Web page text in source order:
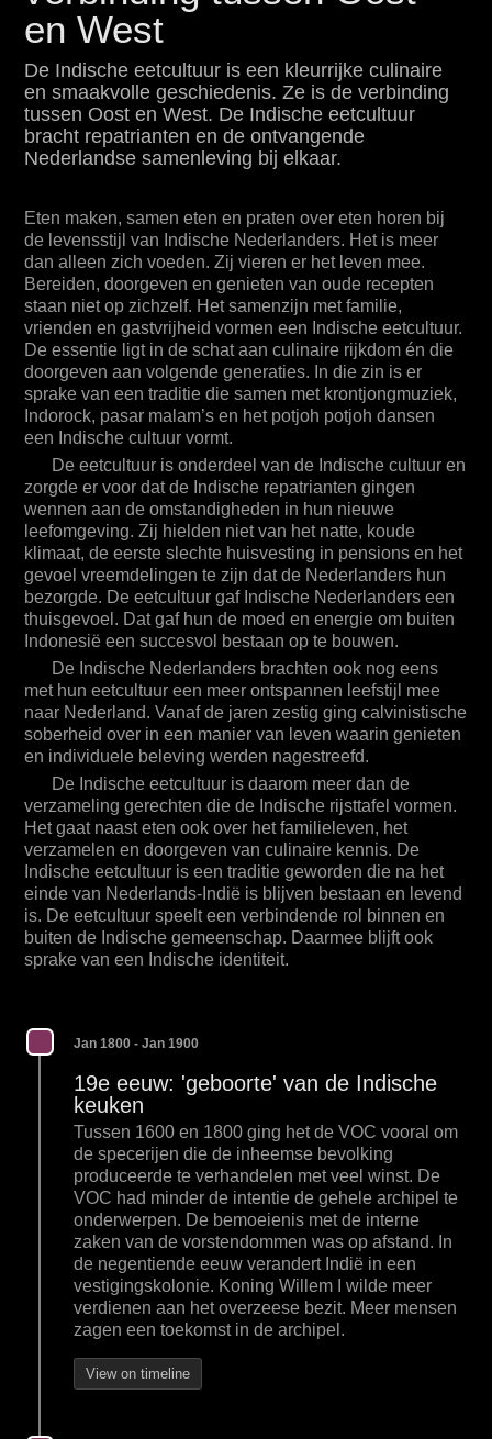
en West
De Indische eetcultuur is een kleurrijke culinaire
en smaakvolle geschiedenis. Ze is de verbinding
tussen Oost en West. De Indische eetcultuur
bracht repatrianten en de ontvangende
Nederlandse samenleving bij elkaar.
Eten maken, samen eten en praten over eten horen bij
de levensstijl van Indische Nederlanders. Het is meer
dan alleen zich voeden. Zij vieren er het leven mee.
Bereiden, doorgeven en genieten van oude recepten
staan niet op zichzelf. Het samenzijn met familie,
vrienden en gastvrijheid vormen een Indische eetcultuur.
De essentie ligt in de schat aan culinaire rijkdom én die
doorgeven aan volgende generaties. In die zin is er
sprake van een traditie die samen met krontjongmuziek,
Indorock, pasar malam’s en het potjoh potjoh dansen
een Indische cultuur vormt.
De eetcultuur is onderdeel van de Indische cultuur en
zorgde er voor dat de Indische repatrianten gingen
wennen aan de omstandigheden in hun nieuwe
leefomgeving. Zij hielden niet van het natte, koude
klimaat, de eerste slechte huisvesting in pensions en het
gevoel vreemdelingen te zijn dat de Nederlanders hun
bezorgde. De eetcultuur gaf Indische Nederlanders een
thuisgevoel. Dat gaf hun de moed en energie om buiten
Indonesië een succesvol bestaan op te bouwen.
De Indische Nederlanders brachten ook nog eens
met hun eetcultuur een meer ontspannen leefstijl mee
naar Nederland. Vanaf de jaren zestig ging calvinistische
soberheid over in een manier van leven waarin genieten
en individuele beleving werden nagestreefd.
De Indische eetcultuur is daarom meer dan de
verzameling gerechten die de Indische rijsttafel vormen.
Het gaat naast eten ook over het familieleven, het
verzamelen en doorgeven van culinaire kennis. De
Indische eetcultuur is een traditie geworden die na het
einde van Nederlands-Indië is blijven bestaan en levend
is. De eetcultuur speelt een verbindende rol binnen en
buiten de Indische gemeenschap. Daarmee blijft ook
sprake van een Indische identiteit.
Jan 1800 - Jan 1900
19e eeuw: 'geboorte' van de Indische
keuken
Tussen 1600 en 1800 ging het de VOC vooral om
de specerijen die de inheemse bevolking
produceerde te verhandelen met veel winst. De
VOC had minder de intentie de gehele archipel te
onderwerpen. De bemoeienis met de interne
zaken van de vorstendommen was op afstand. In
de negentiende eeuw verandert Indië in een
vestigingskolonie. Koning Willem I wilde meer
verdienen aan het overzeese bezit. Meer mensen
zagen een toekomst in de archipel.
View on timeline
vormen een Indische eetcultuur. De essentie ligt in
de schat aan culinaire rijkdom én die doorgeven
aan volgende generaties. In die zin is er sprake van
een traditie die samen met krontjongmuziek,
Indorock, pasar malam’s en het potjoh potjoh
dansen een Indische cultuur vormt.
De eetcultuur is onderdeel van de Indische cultuur
en zorgde er voor dat de Indische repatrianten
nieuwe leefomgeving. Zij hielden niet van het natte,
koude klimaat, de eerste slechte huisvesting in
pensions en het gevoel vreemdelingen te zijn dat
de Nederlanders hun bezorgde. De eetcultuur gaf
Indische Nederlanders een thuisgevoel. Dat gaf
hun de moed en energie om buiten Indonesië een
succesvol bestaan op te bouwen.
De Indische Nederlanders brachten ook nog eens
met hun eetcultuur een meer ontspannen leefstijl
mee naar Nederland. Vanaf de jaren zestig ging
calvinistische soberheid over in een manier van
leven waarin genieten en individuele beleving
De Indische eetcultuur is daarom meer dan de
verzameling gerechten die de Indische rijsttafel
vormen. Het gaat naast eten ook over het
familieleven, het verzamelen en doorgeven van
culinaire kennis. De Indische eetcultuur is een
traditie geworden die na het einde van Nederlands-
Indië is blijven bestaan en levend is. De eetcultuur
speelt een verbindende rol binnen en buiten de
Indische gemeenschap. Daarmee blijft ook sprake
van een Indische identiteit.